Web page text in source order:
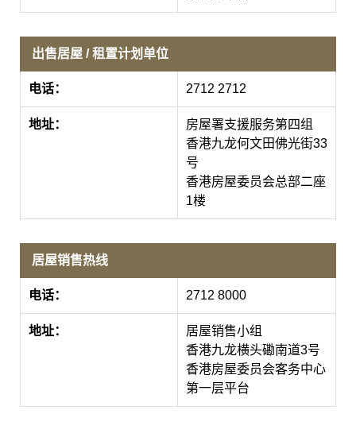
出售居屋 / 租置计划单位
电话： 2712 2712
地址：
房屋署支援服务第四组
香港九龙何文田佛光街33
号
香港房屋委员会总部二座
1楼
居屋销售热线
电话： 2712 8000
地址：
居屋销售小组
香港九龙横头磡南道3号
香港房屋委员会客务中心
第一层平台